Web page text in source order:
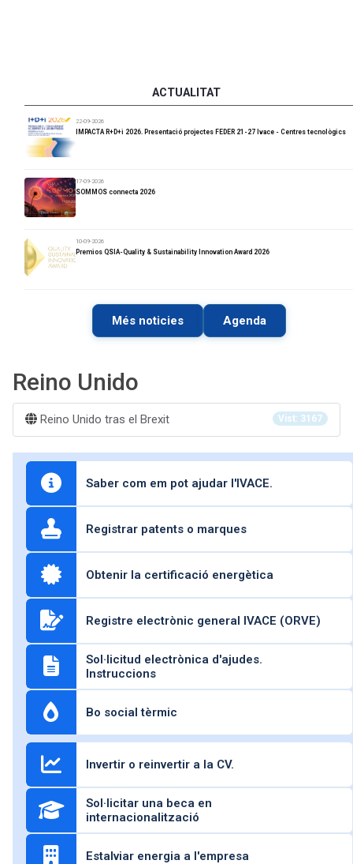
ACTUALITAT
22-09-2026
IMPACTA R+D+i 2026. Presentació projectes FEDER 21-27 Ivace - Centres tecnològics
17-09-2026
SOMMOS connecta 2026
10-09-2026
Premios QSIA-Quality & Sustainability Innovation Award 2026
Més noticies Agenda
Reino Unido
Reino Unido tras el Brexit Vist: 3167
Saber com em pot ajudar l'IVACE.
Registrar patents o marques
Obtenir la certificació energètica
Registre electrònic general IVACE (ORVE)
Sol·licitud electrònica d'ajudes.
Instruccions
Bo social tèrmic
Invertir o reinvertir a la CV.
Sol·licitar una beca en
internacionalització
Estalviar energia a l'empresa